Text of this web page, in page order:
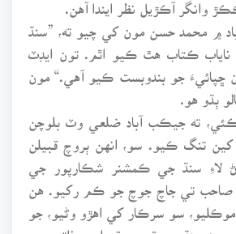
وانگر آڪڙيل نظر ايندا آهن.
۾ محمد حسن مون کي چيو ته، ”سنڌ
ڪتاب هٿ ڪيو اٿم. تون ايڊٽ
ڇپائيءَ جو بندوبست ڪيو آهي.“ مون
ٻڌو هو.
ڪئي، ته جيڪب آباد ضلعي وٽ بلوچن
تنگ ڪيو. سو، انهن ٻروچ قبيلن
لاءِ سنڌ جي ڪمشنر شڪارپور جي
صاحب تي جاچ جوچ جو ڪم رکيو. هن
سو سرڪار کي اهڙو وڻيو، جو
سنڌ جي قومن، قبيلن ۽ ذاتين جو